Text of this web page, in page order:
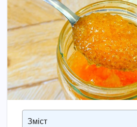
Зміст